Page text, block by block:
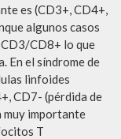
es (CD3+, CD4+,
algunos casos
CD8+ lo que
En el síndrome de
linfoides
CD7- (pérdida de
muy importante
T